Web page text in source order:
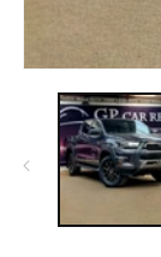
openen
modaal